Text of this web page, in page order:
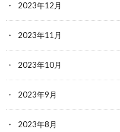
2023年12月
2023年11月
2023年10月
2023年9月
2023年8月